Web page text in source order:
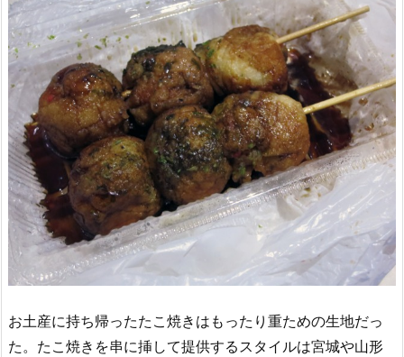
お土産に持ち帰ったたこ焼きはもったり重ための生地だっ
た。たこ焼きを串に挿して提供するスタイルは宮城や山形